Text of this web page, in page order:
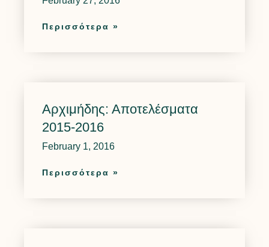
Περισσότερα »
Αρχιμήδης: Αποτελέσματα
2015-2016
February 1, 2016
Περισσότερα »